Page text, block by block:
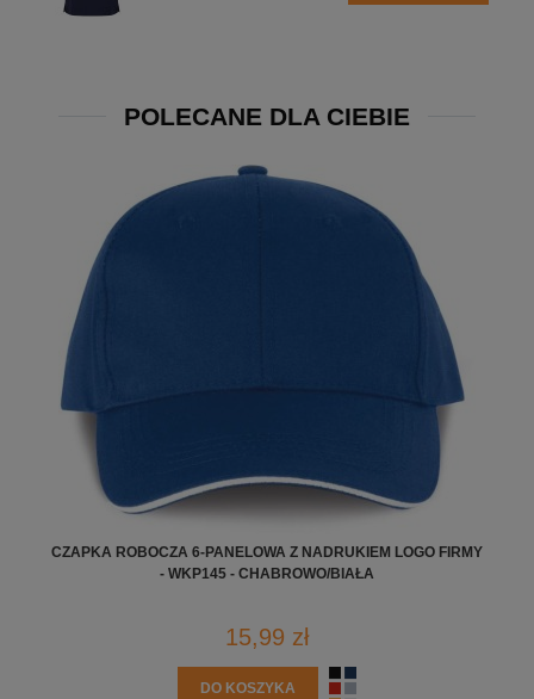
POLECANE DLA CIEBIE
CZAPKA ROBOCZA 6-PANELOWA Z NADRUKIEM LOGO FIRMY
- WKP145 - CHABROWO/BIAŁA
15,99 zł
DO KOSZYKA